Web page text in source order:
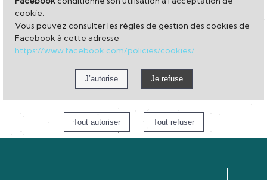
cookie.
Vous pouvez consulter les règles de gestion des cookies de
Facebook à cette adresse
https://www.facebook.com/policies/cookies/